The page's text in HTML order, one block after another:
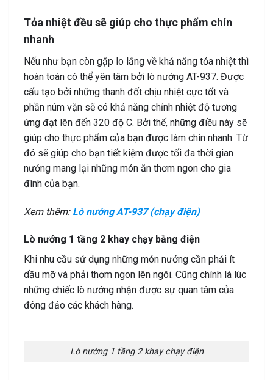
Tỏa nhiệt đều sẽ giúp cho thực phẩm chín
nhanh
Nếu như bạn còn gặp lo lắng về khả năng tỏa nhiệt thì
hoàn toàn có thể yên tâm bởi lò nướng AT-937. Được
cấu tạo bởi những thanh đốt chịu nhiệt cực tốt và
phần núm vặn sẽ có khả năng chỉnh nhiệt độ tương
ứng đạt lên đến 320 độ C. Bởi thế, những điều này sẽ
giúp cho thực phẩm của bạn được làm chín nhanh. Từ
đó sẽ giúp cho bạn tiết kiệm được tối đa thời gian
nướng mang lại những món ăn thơm ngon cho gia
đình của bạn.
Xem thêm: Lò nướng AT-937 (chạy điện)
Lò nướng 1 tầng 2 khay chạy bằng điện
Khi nhu cầu sử dụng những món nướng cần phải ít
dầu mỡ và phải thơm ngon lên ngôi. Cũng chính là lúc
những chiếc lò nướng nhận được sự quan tâm của
đông đảo các khách hàng.
Lò nướng 1 tầng 2 khay chạy điện